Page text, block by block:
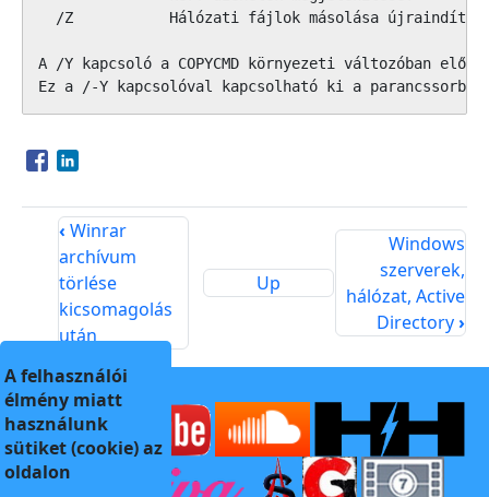
/Z           Hálózati fájlok másolása
A /Y kapcsoló a COPYCMD környezeti változóban
Ez a /-Y kapcsolóval kapcsolható ki a
Opens in a new window
Opens in a new window
‹ Winrar
archívum
törlése
kicsomagolás
után
Up
Windows
szerverek,
hálózat, Active
Directory›
A felhasználói
élmény miatt
használunk
sütiket (cookie) az
oldalon